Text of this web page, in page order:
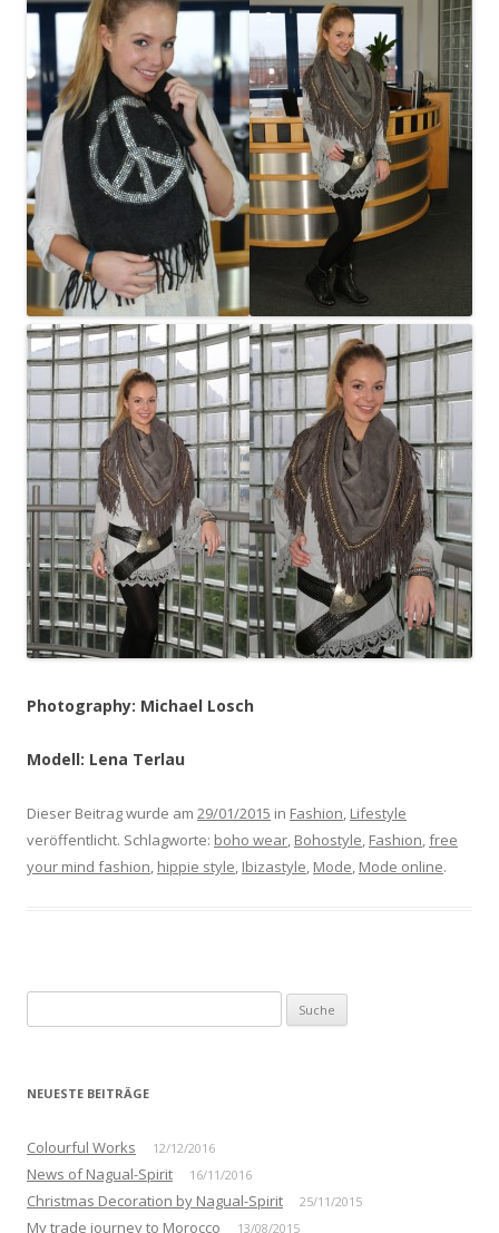
Photography: Michael Losch
Modell: Lena Terlau
Dieser Beitrag wurde am 29/01/2015 in Fashion Lifestyle
veröffentlicht. Schlagworte: boho wear Bohostyle Fashion free
your mind fashion hippie style Ibizastyle Mode Mode online.
u
NEUESTE BEITRÄGE
Colourful Works 12/12/2016
News of Nagual-Spirit 16/11/2016
Christmas Decoration by Nagual-Spirit 25/11/2015
My trade journey to Morocco 13/08/2015